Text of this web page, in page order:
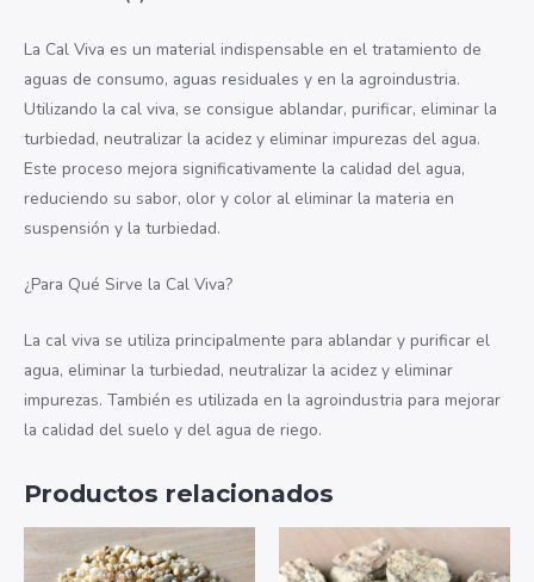
La Cal Viva es un material indispensable en el tratamiento de
aguas de consumo, aguas residuales y en la agroindustria.
Utilizando la cal viva, se consigue ablandar, purificar, eliminar la
turbiedad, neutralizar la acidez y eliminar impurezas del agua.
Este proceso mejora significativamente la calidad del agua,
reduciendo su sabor, olor y color al eliminar la materia en
suspensión y la turbiedad.
¿Para Qué Sirve la Cal Viva?
La cal viva se utiliza principalmente para ablandar y purificar el
agua, eliminar la turbiedad, neutralizar la acidez y eliminar
impurezas. También es utilizada en la agroindustria para mejorar
la calidad del suelo y del agua de riego.
Productos relacionados